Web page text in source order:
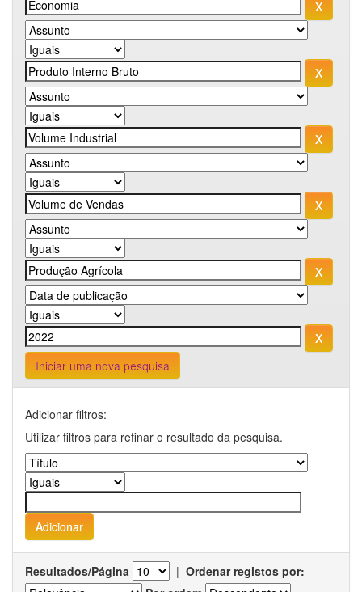
Iniciar uma nova pesquisa
Adicionar filtros:
Utilizar filtros para refinar o resultado da pesquisa.
Resultados/Página | Ordenar registos por: